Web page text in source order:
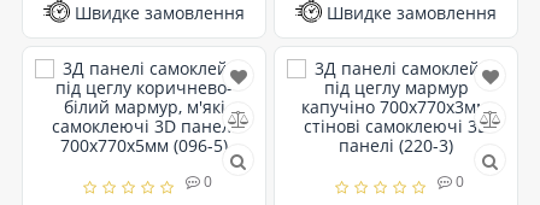
Швидке замовлення Швидке замовлення
0 0